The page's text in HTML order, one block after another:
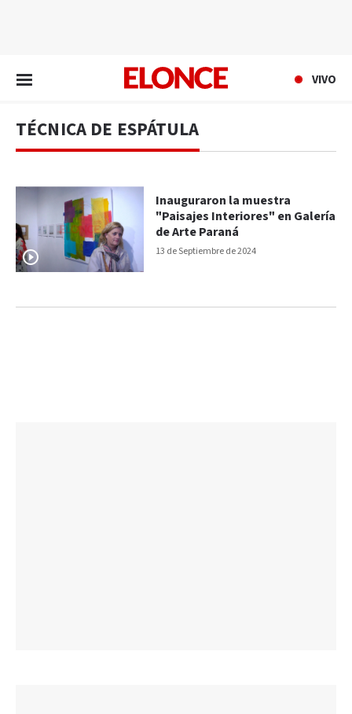
VIVO
TÉCNICA DE ESPÁTULA
13 de Septiembre de 2024
Inauguraron la muestra
"Paisajes Interiores" en Galería
de Arte Paraná